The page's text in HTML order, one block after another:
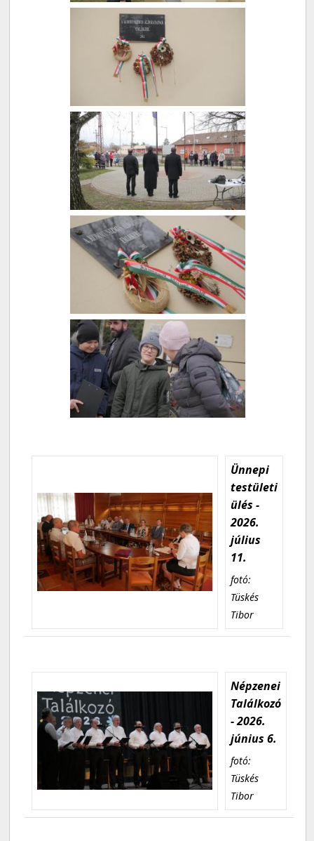
Ünnepi
testületi
ülés -
2026.
július
11.
fotó:
Tüskés
Tibor
Népzenei
Találkozó
- 2026.
június 6.
fotó:
Tüskés
Tibor